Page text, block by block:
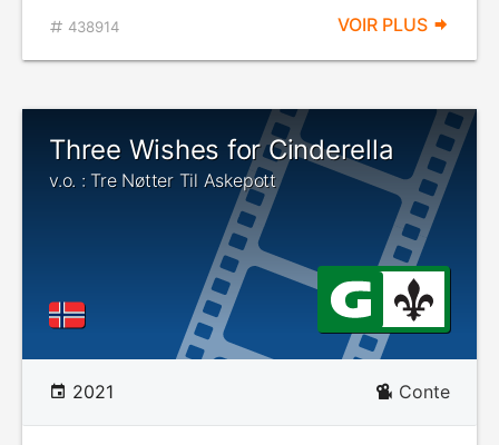
438914 VOIR PLUS
Three Wishes for Cinderella
v.o. : Tre Nøtter Til Askepott
2021 Conte